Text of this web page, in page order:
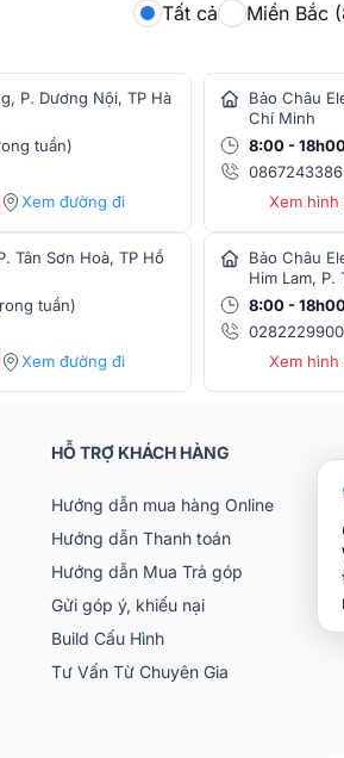
Tất cả Miền Bắc
P. Dương Nội, TP Hà
tuần)
Xem đường đi
Tân Sơn Hoà, TP Hồ
tuần)
Xem đường đi
Bảo Châu
Chí Minh
8:00 -
0867243386
Xem hình
Bảo Châu
Him Lam, P.
8:00 -
Xem hình
HỖ TRỢ KHÁCH HÀNG
Hướng dẫn mua hàng Online
Hướng dẫn Thanh toán
Hướng dẫn Mua Trả góp
Gửi góp ý, khiếu nại
Build Cấu Hình
Tư Vấn Từ Chuyên Gia